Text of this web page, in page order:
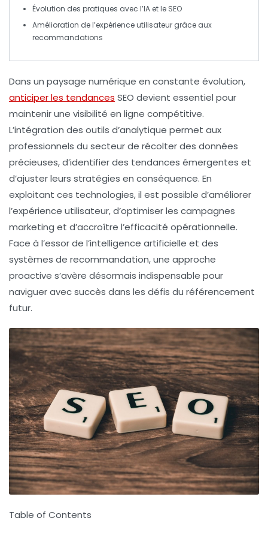
Évolution des pratiques avec l’IA et le SEO
Amélioration de l’expérience utilisateur grâce aux
recommandations
Dans un paysage numérique en constante évolution,
anticiper les tendances SEO devient essentiel pour
maintenir une visibilité en ligne compétitive.
L’intégration des outils d’analytique permet aux
professionnels du secteur de récolter des données
précieuses, d’identifier des tendances émergentes et
d’ajuster leurs stratégies en conséquence. En
exploitant ces technologies, il est possible d’améliorer
l’expérience utilisateur, d’optimiser les campagnes
marketing et d’accroître l’efficacité opérationnelle.
Face à l’essor de l’intelligence artificielle et des
systèmes de recommandation, une approche
proactive s’avère désormais indispensable pour
naviguer avec succès dans les défis du référencement
futur.
Table of Contents